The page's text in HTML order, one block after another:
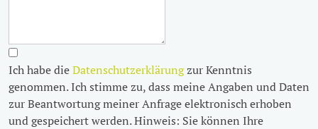
Ich habe dieDatenschutzerklärungzur Kenntnis
genommen. Ich stimme zu, dass meine Angaben und Daten
zur Beantwortung meiner Anfrage elektronisch erhoben
und gespeichert werden. Hinweis: Sie können Ihre